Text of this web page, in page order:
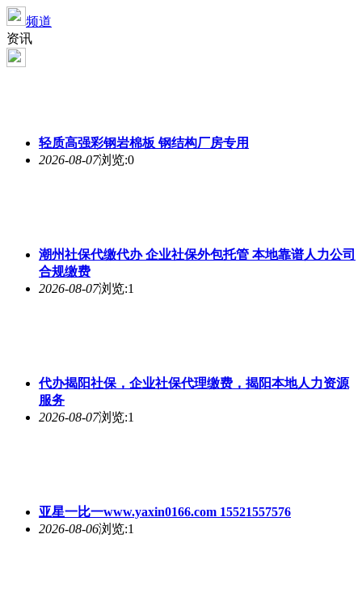
频道
资讯
轻质高强彩钢岩棉板 钢结构厂房专用
2026-08-07浏览:0
潮州社保代缴代办 企业社保外包托管 本地靠谱人力公司
合规缴费
2026-08-07浏览:1
代办揭阳社保，企业社保代理缴费，揭阳本地人力资源
服务
2026-08-07浏览:1
亚星一比一www.yaxin0166.com 15521557576
2026-08-06浏览:1